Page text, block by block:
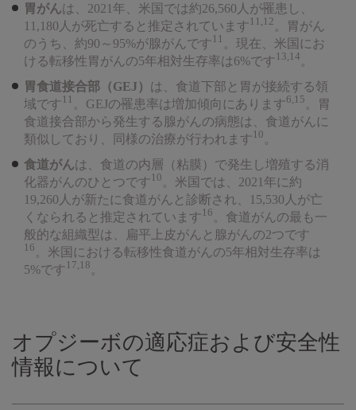
胃がんは、2021年、米国では約26,560人が罹患し、
11,180人が死亡すると推定されています 11,12 。胃がん
のうち、約90～95%が腺がんです 11 。現在、米国にお
ける転移性胃がんの5年相対生存率は6%です 13,14 。
胃食道接合部（GEJ） は、食道下部と胃が接続する領
域です 11 。GEJの罹患率は増加傾向にあります6,15 。胃
食道接合部から発生する腺がんの病態は、食道がんに
類似しており、同様の治療が行われます 10 。
食道がんは、食道の内層（粘膜）で発生し増殖する消
化器がんのひとつです 10 。米国では、2021年に約
19,260人が新たに食道がんと診断され、15,530人が亡
くなられると推定されています 16 。食道がんの最も一
般的な組織型は、扁平上皮がんと腺がんの2つです
16 。米国における転移性食道がんの5年相対生存率は
5%です 17,18 。
オプジーボの適応症および安全性
情報について